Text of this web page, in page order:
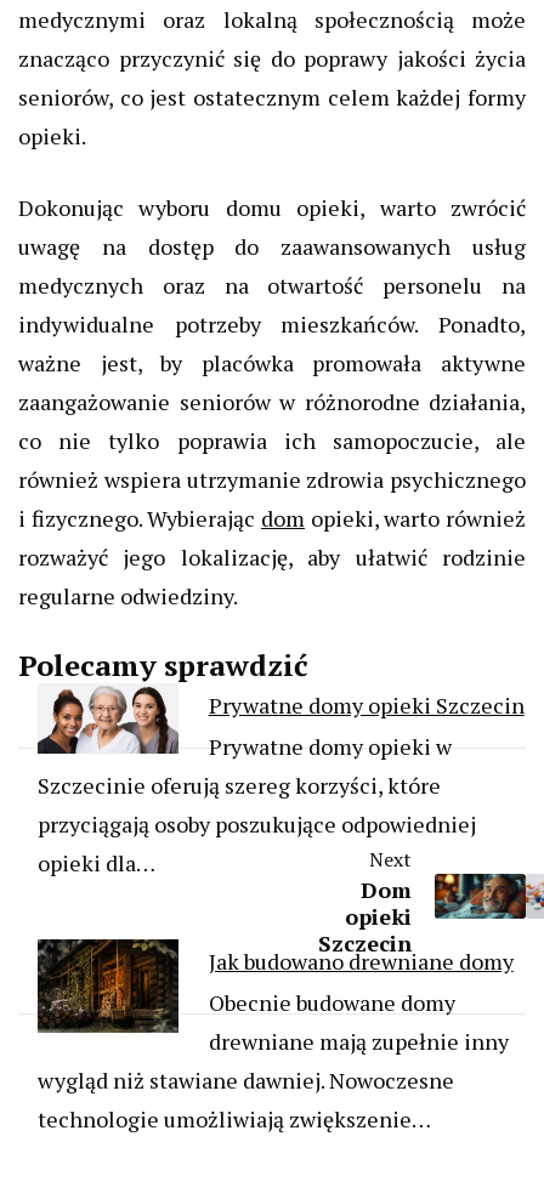
medycznymi oraz lokalną społecznością może
znacząco przyczynić się do poprawy jakości życia
seniorów, co jest ostatecznym celem każdej formy
opieki.
Dokonując wyboru domu opieki, warto zwrócić
uwagę na dostęp do zaawansowanych usług
medycznych oraz na otwartość personelu na
indywidualne potrzeby mieszkańców. Ponadto,
ważne jest, by placówka promowała aktywne
zaangażowanie seniorów w różnorodne działania,
co nie tylko poprawia ich samopoczucie, ale
również wspiera utrzymanie zdrowia psychicznego
i fizycznego. Wybierając dom opieki, warto również
rozważyć jego lokalizację, aby ułatwić rodzinie
regularne odwiedziny.
Polecamy sprawdzić
Prywatne domy opieki Szczecin
Prywatne domy opieki w
Szczecinie oferują szereg korzyści, które
przyciągają osoby poszukujące odpowiedniej
opieki dla…
Jak budowano drewniane domy
Obecnie budowane domy
drewniane mają zupełnie inny
wygląd niż stawiane dawniej. Nowoczesne
technologie umożliwiają zwiększenie…
Next
Dom
opieki
Szczecin